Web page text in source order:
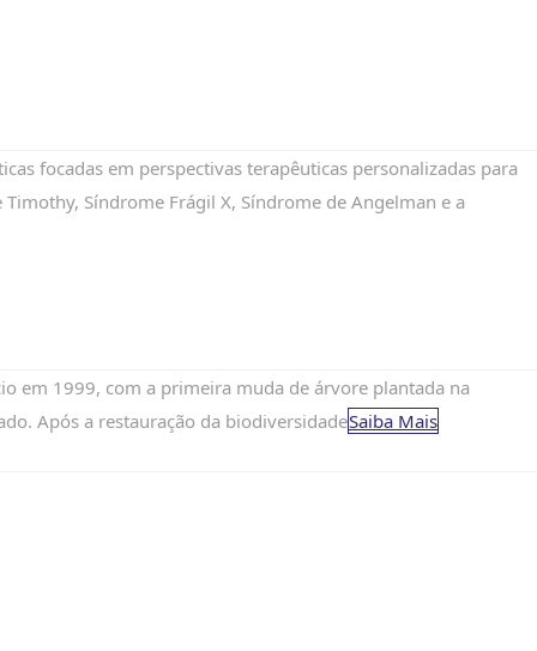
focadas em perspectivas terapêuticas personalizadas para
Síndrome Frágil X, Síndrome de Angelman e a
em 1999, com a primeira muda de árvore plantada na
Após a restauração da biodiversidadeSaiba Mais